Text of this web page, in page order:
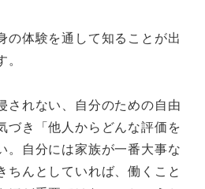
の体験を通して知ることが出
されない、自分のための自由
づき「他人からどんな評価を
。自分には家族が一番大事な
ちんとしていれば、働くこと